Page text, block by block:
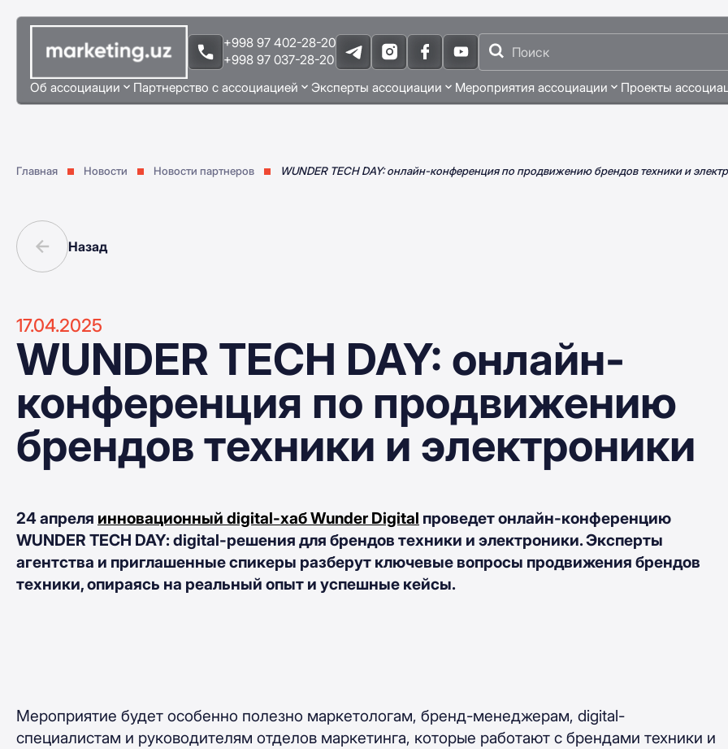
+998 97 402-28-20
+998 97 037-28-20
Об ассоциации Партнерство с ассоциацией Эксперты ассоциации Мероприятия ассоциации Проекты
Главная Новости Новости партнеров WUNDER TECH DAY: онлайн-конференция по продвижению брендов техники и
Назад
17.04.2025
WUNDER TECH DAY: онлайн-
конференция по продвижению
брендов техники и электроники
24 апреля инновационный digital-хаб Wunder Digital проведет онлайн-конференцию
WUNDER TECH DAY: digital-решения для брендов техники и электроники. Эксперты
агентства и приглашенные спикеры разберут ключевые вопросы продвижения брендов
техники, опираясь на реальный опыт и успешные кейсы.
Мероприятие будет особенно полезно маркетологам, бренд-менеджерам, digital-
специалистам и руководителям отделов маркетинга, которые работают с брендами техники и